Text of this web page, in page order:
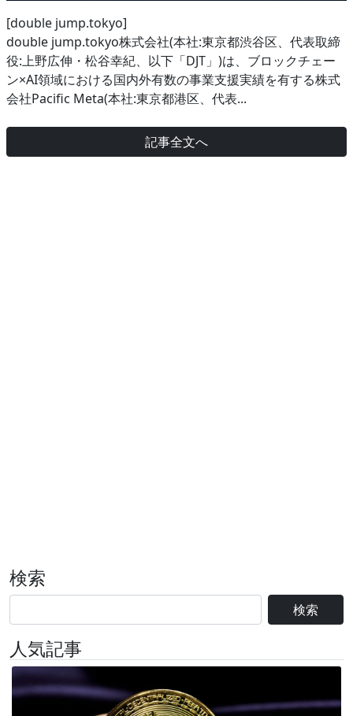
[double jump.tokyo]
double jump.tokyo株式会社(本社:東京都渋谷区、代表取締
役:上野広伸・松谷幸紀、以下「DJT」)は、ブロックチェー
ン×AI領域における国内外有数の事業支援実績を有する株式
会社Pacific Meta(本社:東京都港区、代表...
記事全文へ
検索
検索
人気記事